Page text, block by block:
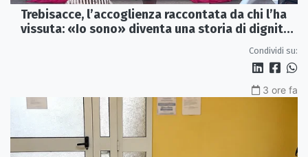
Trebisacce, l’accoglienza raccontata da chi l’ha
vissuta: «Io sono» diventa una storia di dignità
Condividi su:
3 ore fa